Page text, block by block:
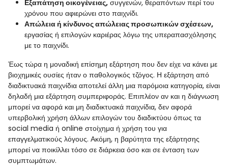
Εξαπάτηση οικογένειας, συγγενών, θεραπόντων περί του
χρόνου που αφιερώνει στο παιχνίδι.
Απώλεια ή κίνδυνος απώλειας προσωπικών σχέσεων,
εργασίας ή επιλογών καριέρας λόγω της υπεραπασχόλησης
με το παιχνίδι.
Έως τώρα η μοναδική επίσημη εξάρτηση που δεν είχε να κάνει με
βιοχημικές ουσίες ήταν ο παθολογικός τζόγος. Η εξάρτηση από
διαδικτυακά παιχνίδια αποτελεί άλλη μια παρόμοια κατηγορία, είναι
δηλαδή μια εξάρτηση συμπεριφοράς. Επιπλέον αν και η διάγνωση
μπορεί να αφορά και μη διαδικτυακά παιχνίδια, δεν αφορά
υπερβολική χρήση άλλων επιλογών του διαδικτύου όπως τα
social media ή online στοίχημα ή χρήση του για
επαγγελματικούς λόγους. Ακόμη, η βαρύτητα της εξάρτησης
μπορεί να ποικίλλει τόσο σε διάρκεια όσο και σε ένταση των
συμπτωμάτων.